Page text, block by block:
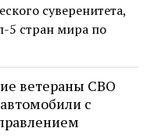
суверенитета,
5 стран мира по
ветераны СВО
с